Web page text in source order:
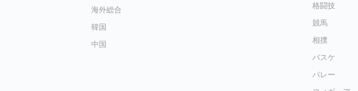
海外総合
韓国
中国
格闘技
競馬
相撲
バスケ
バレー